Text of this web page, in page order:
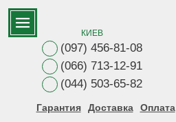
КИЕВ
(097) 456-81-08
(066) 713-12-91
(044) 503-65-82
Гарантия Доставка Оплата